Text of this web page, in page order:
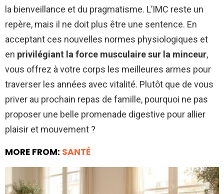
la bienveillance et du pragmatisme. L’IMC reste un
repère, mais il ne doit plus être une sentence. En
acceptant ces nouvelles normes physiologiques et
en privilégiant la force musculaire sur la minceur,
vous offrez à votre corps les meilleures armes pour
traverser les années avec vitalité. Plutôt que de vous
priver au prochain repas de famille, pourquoi ne pas
proposer une belle promenade digestive pour allier
plaisir et mouvement ?
MORE FROM: SANTÉ